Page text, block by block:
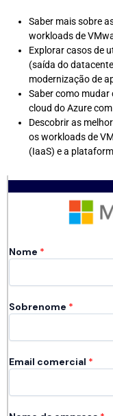
Saber mais sobre
workloads de
Explorar casos de
(saída do
modernização de
Saber como mudar
cloud do Azure
Descobrir as
os workloads de
(IaaS) e a
Nome *
Sobrenome *
Email comercial *